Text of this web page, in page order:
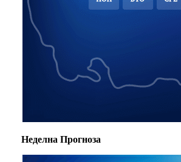
Неделна Прогноза